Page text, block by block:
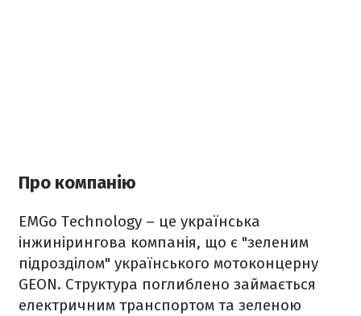
Про компанію
EMGo Technology – це українська
інжинірингова компанія, що є "зеленим
підрозділом" українського мотоконцерну
GEON. Структура поглиблено займається
електричним транспортом та зеленою